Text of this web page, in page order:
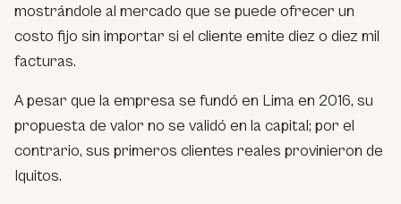
mostrándole al mercado que se puede ofrecer un
costo fijo sin importar si el cliente emite diez o diez mil
facturas.
A pesar que la empresa se fundó en Lima en 2016, su
propuesta de valor no se validó en la capital; por el
contrario, sus primeros clientes reales provinieron de
Iquitos.